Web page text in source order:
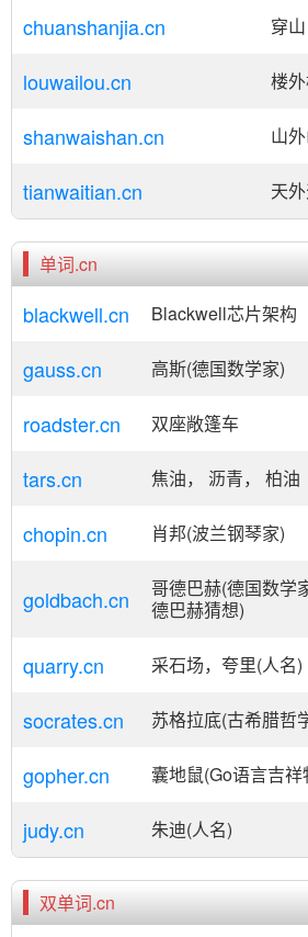
chuanshanjia.cn 穿
louwailou.cn 楼
shanwaishan.cn 山
tianwaitian.cn 天
单词.cn
blackwell.cn Blackwell芯片架构
gauss.cn 高斯(德国数学家)
roadster.cn 双座敞篷车
tars.cn 焦油， 沥青， 柏油
chopin.cn 肖邦(波兰钢琴家)
goldbach.cn
哥德巴赫(德国数学
德巴赫猜想)
quarry.cn 采石场，夸里(人名)
socrates.cn 苏格拉底(古希腊哲
gopher.cn 囊地鼠(Go语言吉祥
judy.cn 朱迪(人名)
双单词.cn